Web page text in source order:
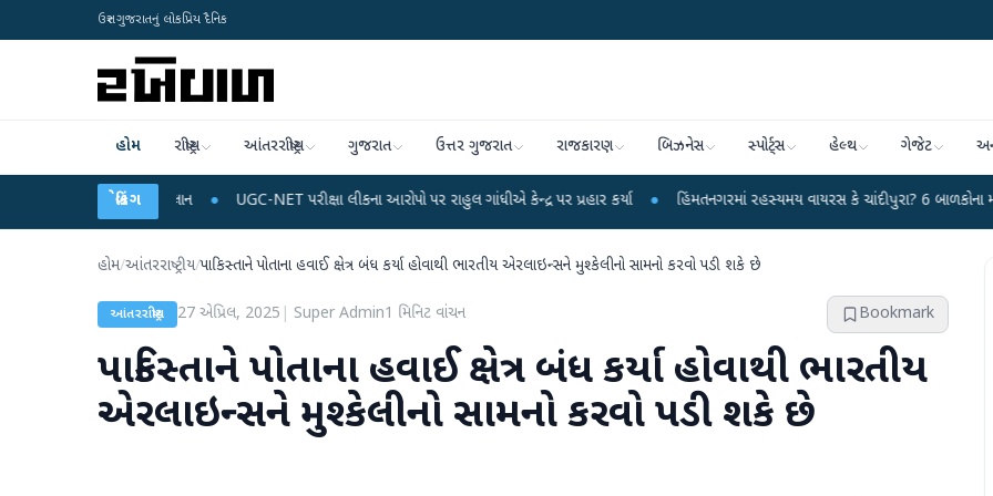
ઉત્તર ગુજરાતનું લોકપ્રિય દૈનિક
હોમ રાષ્ટ્રીય આંતરરાષ્ટ્રીય ગુજરાત ઉત્તર ગુજરાત રાજકારણ બિઝનેસ સ્પોર્ટ્સ હેલ્થ ગેજેટ
બ્રેકિંગ
● UGC-NET પરીક્ષા લીકના આરોપો પર રાહુલ ગાંધીએ કેન્દ્ર પર પ્રહાર કર્યા ● હિંમતનગરમાં રહસ્યમય વાયરસ કે ચાંદીપુરા? 6 બાળકોના મોતથી ફફડાટ ●
હોમ/આંતરરાષ્ટ્રીય/પાકિસ્તાને પોતાના હવાઈ ક્ષેત્ર બંધ કર્યા હોવાથી ભારતીય એરલાઇન્સને મુશ્કેલીનો સામનો કરવો પડી શકે છે
આંતરરાષ્ટ્રીય 27 એપ્રિલ, 2025 Super Admin1 મિનિટ વાંચન Bookmark
પાકિસ્તાને પોતાના હવાઈ ક્ષેત્ર બંધ કર્યા હોવાથી ભારતીય
એરલાઇન્સને મુશ્કેલીનો સામનો કરવો પડી શકે છે